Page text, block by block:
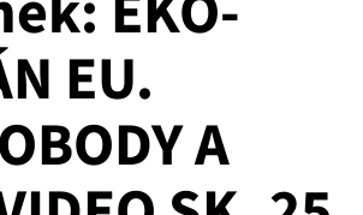
EU.
A